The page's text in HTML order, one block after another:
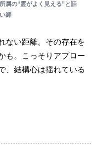
属の“霊がよく見える”と話
師
ない距離。その存在を
も。こっそりアプロー
、結構心は揺れている